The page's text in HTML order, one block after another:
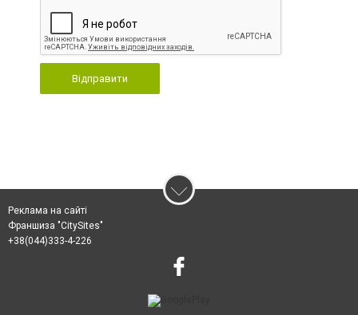
Відправити
Реклама на сайті
Франшиза "CitySites"
+38(044)333-4-226